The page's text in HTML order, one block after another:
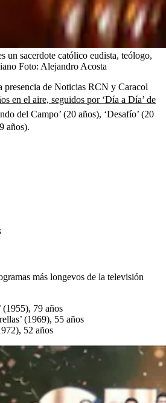
un sacerdote católico eudista, teólogo,
Foto: Alejandro Acosta
presencia de Noticias RCN y Caracol
en el aire, seguidos por ‘Día a Día’ de
del Campo’ (20 años), ‘Desafío’ (20
años).
más longevos de la televisión
(1955), 79 años
(1969), 55 años
52 años